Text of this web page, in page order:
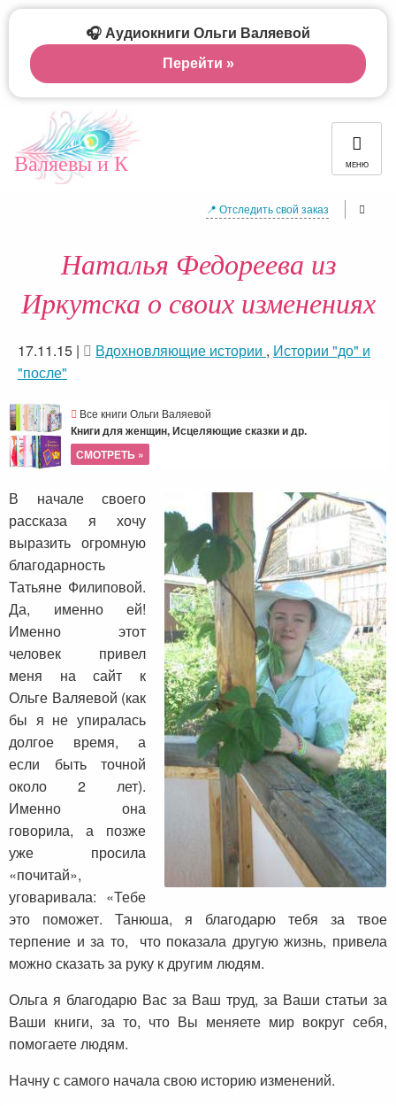
Валяевы и К МЕНЮ
📍 Отследить свой заказ
Наталья Федореева из
Иркутска о своих изменениях
17.11.15 | Вдохновляющие истории , Истории "до" и
"после"
Все книги Ольги Валяевой
Книги для женщин, Исцеляющие сказки и др.
СМОТРЕТЬ »
В начале своего
рассказа я хочу
выразить огромную
благодарность
Татьяне Филиповой.
Да, именно ей!
Именно этот
человек привел
меня на сайт к
Ольге Валяевой (как
бы я не упиралась
долгое время, а
если быть точной
около 2 лет).
Именно она
говорила, а позже
уже просила
«почитай»,
уговаривала: «Тебе
это поможет. Танюша, я благодарю тебя за твое
терпение и за то, что показала другую жизнь, привела
можно сказать за руку к другим людям.
Ольга я благодарю Вас за Ваш труд, за Ваши статьи за
Ваши книги, за то, что Вы меняете мир вокруг себя,
помогаете людям.
Начну с самого начала свою историю изменений.
🎧 Аудиокниги Ольги Валяевой
Перейти »